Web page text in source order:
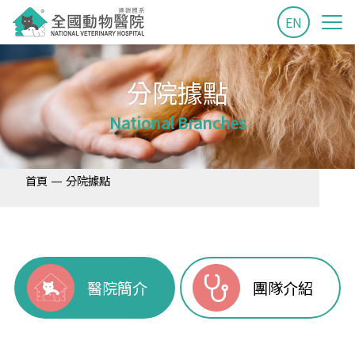
EN
分院據點
National Branches
首頁 — 分院據點
醫院簡介 團隊介紹